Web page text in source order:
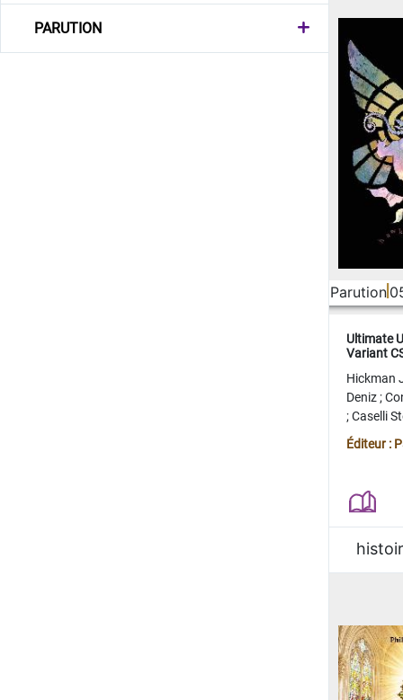
PARUTION
Parution
Ultimate
Variant
Hickman
Deniz;
;Caselli
Juan
Éditeur :